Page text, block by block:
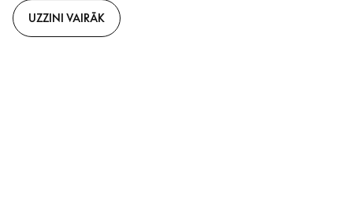
UZZINI VAIRĀK